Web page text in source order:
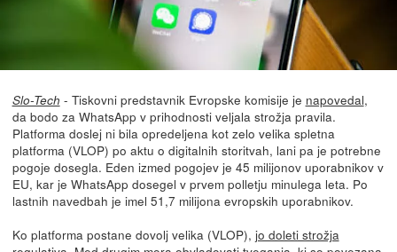
Slo-Tech - Tiskovni predstavnik Evropske komisije je napovedal,
da bodo za WhatsApp v prihodnosti veljala strožja pravila.
Platforma doslej ni bila opredeljena kot zelo velika spletna
platforma (VLOP) po aktu o digitalnih storitvah, lani pa je potrebne
pogoje dosegla. Eden izmed pogojev je 45 milijonov uporabnikov v
EU, kar je WhatsApp dosegel v prvem polletju minulega leta. Po
lastnih navedbah je imel 51,7 milijona evropskih uporabnikov.
Ko platforma postane dovolj velika (VLOP), jo doleti strožja